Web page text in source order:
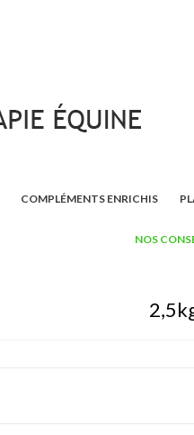
COMPLÉMENTS ENRICHIS
NOS